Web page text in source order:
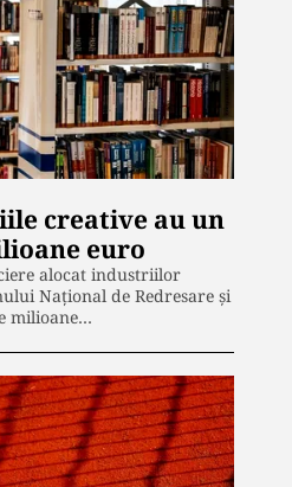
creative au un
euro
alocat industriilor
Naţional de Redresare şi
milioane…